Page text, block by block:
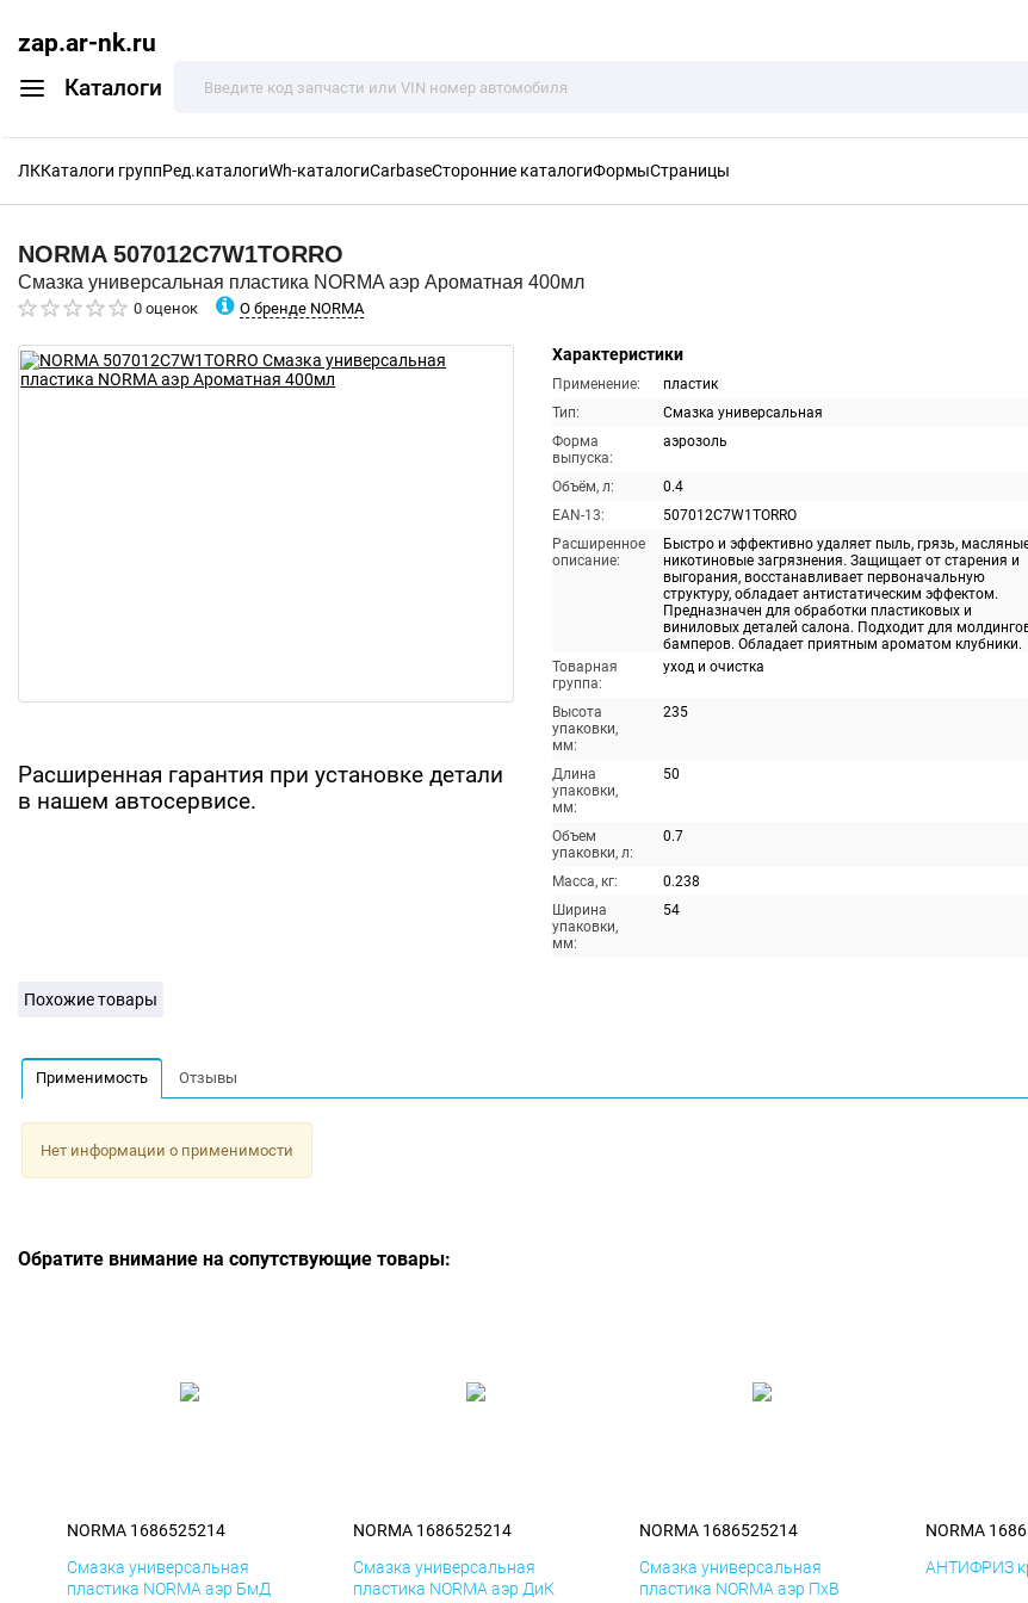
zap.ar-nk.ru
Каталоги
ЛККаталоги группРед.каталогиWh-каталогиCarbaseСторонние каталогиФормыСтраницы
NORMA 507012C7W1TORRO
Смазка универсальная пластика NORMA аэр Ароматная 400мл
0 оценок О бренде NORMA
Расширенная гарантия при установке детали
в нашем автосервисе.
Характеристики
Применение:
пластик
Тип:
Смазка универсальная
Форма
выпуска:
аэрозоль
Объём, л:
0.4
EAN-13:
507012C7W1TORRO
Расширенное
описание:
Быстро и эффективно удаляет пыль, грязь,
никотиновые загрязнения. Защищает от старения и
выгорания, восстанавливает первоначальную
структуру, обладает антистатическим эффектом.
Предназначен для обработки пластиковых и
виниловых деталей салона. Подходит для
бамперов. Обладает приятным ароматом клубники.
Товарная
группа:
уход и очистка
Высота
упаковки,
мм:
235
Длина
упаковки,
мм:
50
Объем
упаковки, л:
0.7
Масса, кг:
0.238
Ширина
упаковки,
мм:
54
Похожие товары
Применимость Отзывы
Нет информации о применимости
Обратите внимание на сопутствующие товары:
NORMA 1686525214
Смазка универсальная
пластика NORMA аэр БмД
NORMA 1686525214
Смазка универсальная
пластика NORMA аэр ДиК
NORMA 1686525214
Смазка универсальная
пластика NORMA аэр ПхВ
NORMA
АНТИФРИЗ